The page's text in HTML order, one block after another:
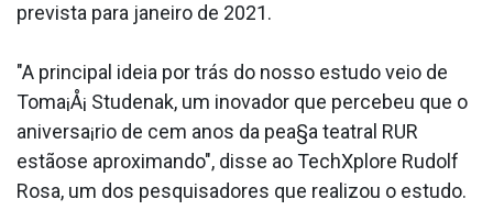
prevista para janeiro de 2021.
"A principal ideia por trás do nosso estudo veio de
Toma¡Å¡ Studena­k, um inovador que percebeu que o
aniversa¡rio de cem anos da pea§a teatral RUR
estãose aproximando", disse ao TechXplore Rudolf
Rosa, um dos pesquisadores que realizou o estudo.